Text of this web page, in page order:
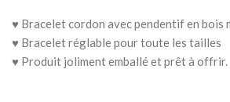
♥ Bracelet cordon avec pendentif en bois
♥ Bracelet réglable pour toute les tailles
♥ Produit joliment emballé et prêt à offrir.